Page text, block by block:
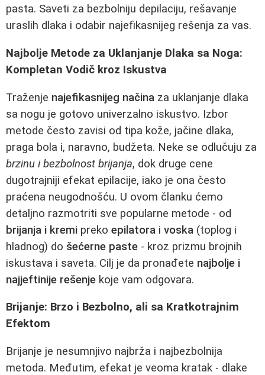
pasta. Saveti za bezbolniju depilaciju, rešavanje
uraslih dlaka i odabir najefikasnijeg rešenja za vas.
Najbolje Metode za Uklanjanje Dlaka sa Noga:
Kompletan Vodič kroz Iskustva
Traženje najefikasnijeg načina za uklanjanje dlaka
sa nogu je gotovo univerzalno iskustvo. Izbor
metode često zavisi od tipa kože, jačine dlaka,
praga bola i, naravno, budžeta. Neke se odlučuju za
brzinu i bezbolnost brijanja, dok druge cene
dugotrajniji efekat epilacije, iako je ona često
praćena neugodnošću. U ovom članku ćemo
detaljno razmotriti sve popularne metode - od
brijanja i kremi preko epilatora i voska (toplog i
hladnog) do šećerne paste - kroz prizmu brojnih
iskustava i saveta. Cilj je da pronađete najbolje i
najjeftinije rešenje koje vam odgovara.
Brijanje: Brzo i Bezbolno, ali sa Kratkotrajnim
Efektom
Brijanje je nesumnjivo najbrža i najbezbolnija
metoda. Međutim, efekat je veoma kratak - dlake